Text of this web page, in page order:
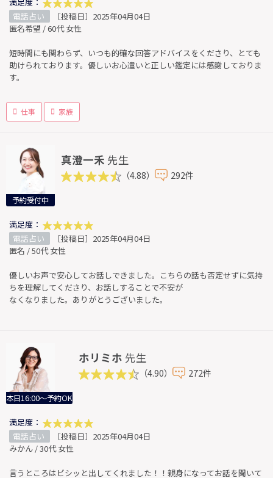
電話占い
［投稿日］2025年04月04日
匿名希望 / 60代 女性
短時間にも関わらず、いつも的確な回答アドバイスをくださり、とても
助けられております。優しいお心遣いと正しい鑑定には感謝しておりま
す。
仕事 家族
予約受付中
真澄一禾 先生
（4.88） 292件
満足度：
電話占い
［投稿日］2025年04月04日
匿名 / 50代 女性
優しいお声で安心してお話しできました。こちらの話も否定せずに気持
ちを理解してくださり、お話しすることで不安が
なくなりました。ありがとうございました。
本日16:00～予約OK
ホリミホ 先生
（4.90） 272件
満足度：
電話占い
［投稿日］2025年04月04日
みかん / 30代 女性
言うところはビシッと出してくれました！！親身になってお話を聞いて